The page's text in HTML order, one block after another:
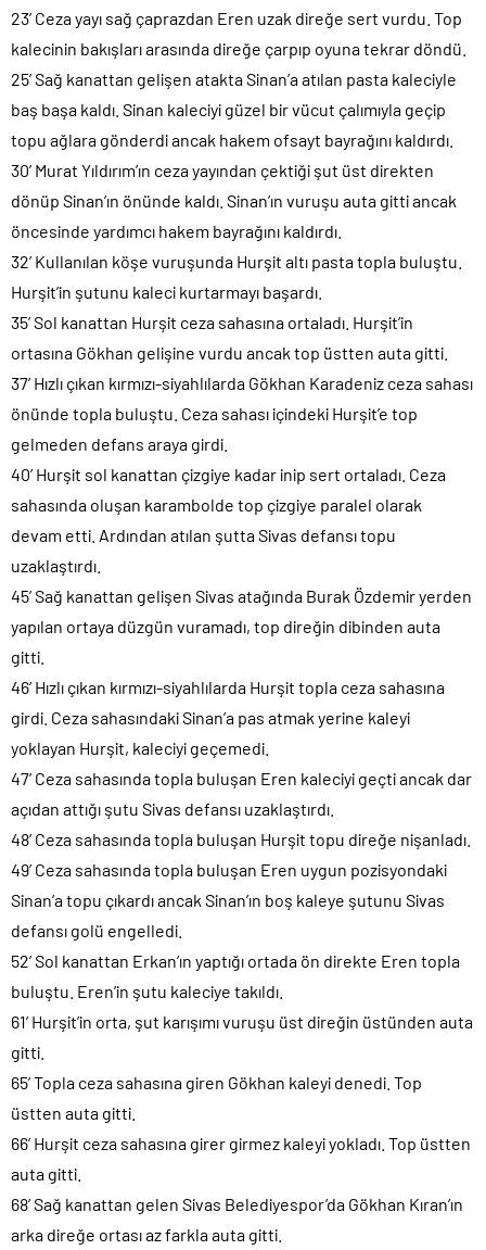
23’ Ceza yayı sağ çaprazdan Eren uzak direğe sert vurdu. Top
kalecinin bakışları arasında direğe çarpıp oyuna tekrar döndü.
25’ Sağ kanattan gelişen atakta Sinan’a atılan pasta kaleciyle
baş başa kaldı. Sinan kaleciyi güzel bir vücut çalımıyla geçip
topu ağlara gönderdi ancak hakem ofsayt bayrağını kaldırdı.
30’ Murat Yıldırım’ın ceza yayından çektiği şut üst direkten
dönüp Sinan’ın önünde kaldı. Sinan’ın vuruşu auta gitti ancak
öncesinde yardımcı hakem bayrağını kaldırdı.
32’ Kullanılan köşe vuruşunda Hurşit altı pasta topla buluştu.
Hurşit’in şutunu kaleci kurtarmayı başardı.
35’ Sol kanattan Hurşit ceza sahasına ortaladı. Hurşit’in
ortasına Gökhan gelişine vurdu ancak top üstten auta gitti.
37’ Hızlı çıkan kırmızı-siyahlılarda Gökhan Karadeniz ceza sahası
önünde topla buluştu. Ceza sahası içindeki Hurşit’e top
gelmeden defans araya girdi.
40’ Hurşit sol kanattan çizgiye kadar inip sert ortaladı. Ceza
sahasında oluşan karambolde top çizgiye paralel olarak
devam etti. Ardından atılan şutta Sivas defansı topu
uzaklaştırdı.
45’ Sağ kanattan gelişen Sivas atağında Burak Özdemir yerden
yapılan ortaya düzgün vuramadı, top direğin dibinden auta
gitti.
46’ Hızlı çıkan kırmızı-siyahlılarda Hurşit topla ceza sahasına
girdi. Ceza sahasındaki Sinan’a pas atmak yerine kaleyi
yoklayan Hurşit, kaleciyi geçemedi.
47’ Ceza sahasında topla buluşan Eren kaleciyi geçti ancak dar
açıdan attığı şutu Sivas defansı uzaklaştırdı.
48’ Ceza sahasında topla buluşan Hurşit topu direğe nişanladı.
49’ Ceza sahasında topla buluşan Eren uygun pozisyondaki
Sinan’a topu çıkardı ancak Sinan’ın boş kaleye şutunu Sivas
defansı golü engelledi.
52’ Sol kanattan Erkan’ın yaptığı ortada ön direkte Eren topla
buluştu. Eren’in şutu kaleciye takıldı.
61’ Hurşit’in orta, şut karışımı vuruşu üst direğin üstünden auta
gitti.
65’ Topla ceza sahasına giren Gökhan kaleyi denedi. Top
üstten auta gitti.
66’ Hurşit ceza sahasına girer girmez kaleyi yokladı. Top üstten
auta gitti.
68’ Sağ kanattan gelen Sivas Belediyespor’da Gökhan Kıran’ın
arka direğe ortası az farkla auta gitti.